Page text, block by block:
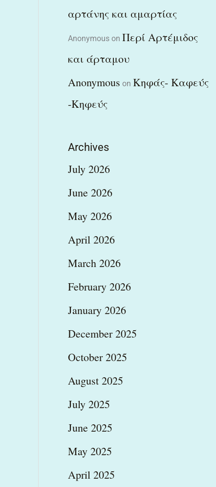
αρτάνης και αμαρτίας
Anonymous on Περί Αρτέμιδος
και άρταμου
Anonymous on Κηφάς- Καφεύς
-Κηφεύς
Archives
July 2026
June 2026
May 2026
April 2026
March 2026
February 2026
January 2026
December 2025
October 2025
August 2025
July 2025
June 2025
May 2025
April 2025